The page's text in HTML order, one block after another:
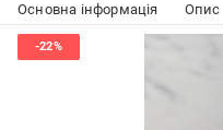
Основна інформація Опис